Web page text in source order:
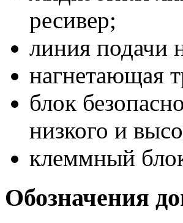
ресивер;
линия подачи
нагнетающая
блок
низкого и
клеммный
Обозначения